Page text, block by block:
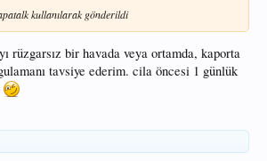
kullanılarak gönderildi
rüzgarsız bir havada veya ortamda, kaporta
tavsiye ederim. cila öncesi 1 günlük